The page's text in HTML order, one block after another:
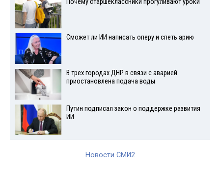
Почему старшеклассники прогуливают уроки
Сможет ли ИИ написать оперу и спеть арию
В трех городах ДНР в связи с аварией
приостановлена подача воды
Путин подписал закон о поддержке развития
ИИ
Новости СМИ2